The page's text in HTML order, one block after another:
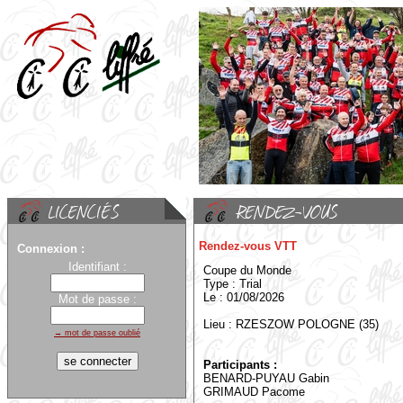
Connexion :
Identifiant :
Mot de passe :
→ mot de passe oublié
Rendez-vous VTT
Coupe du Monde
Type : Trial
Le : 01/08/2026
Lieu : RZESZOW POLOGNE (35)
Participants :
BENARD-PUYAU Gabin
GRIMAUD Pacome